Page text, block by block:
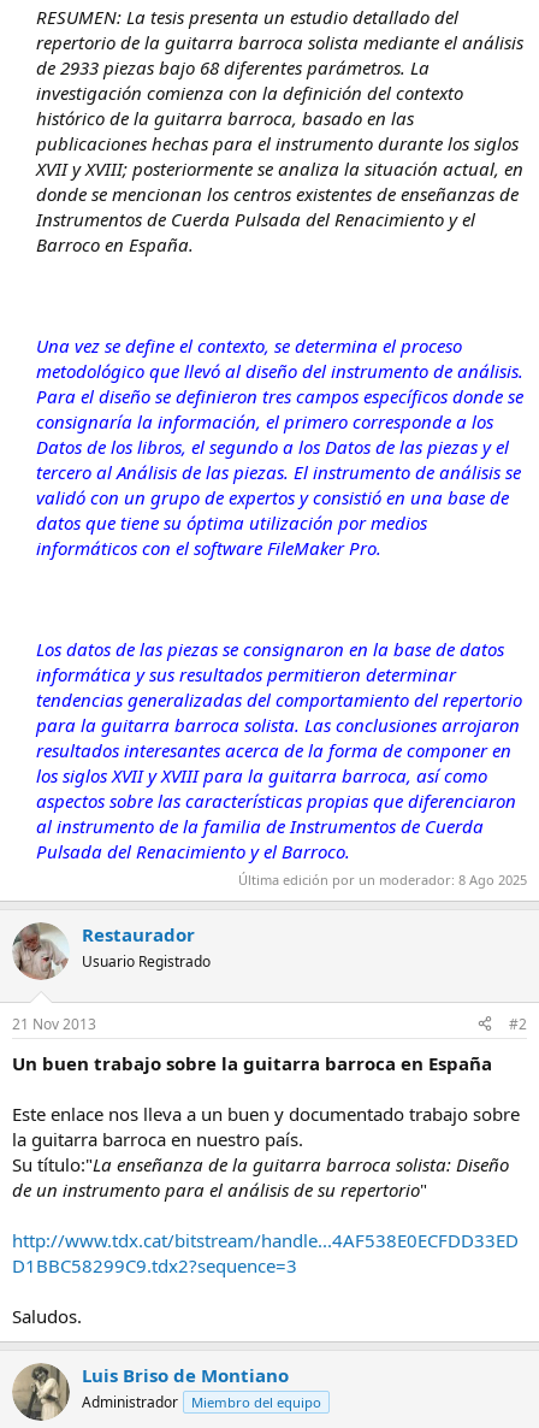
RESUMEN: La tesis presenta un estudio detallado del
repertorio de la guitarra barroca solista mediante el análisis
de 2933 piezas bajo 68 diferentes parámetros. La
investigación comienza con la definición del contexto
histórico de la guitarra barroca, basado en las
publicaciones hechas para el instrumento durante los siglos
XVII y XVIII; posteriormente se analiza la situación actual, en
donde se mencionan los centros existentes de enseñanzas de
Instrumentos de Cuerda Pulsada del Renacimiento y el
Barroco en España.
Una vez se define el contexto, se determina el proceso
metodológico que llevó al diseño del instrumento de análisis.
Para el diseño se definieron tres campos específicos donde se
consignaría la información, el primero corresponde a los
Datos de los libros, el segundo a los Datos de las piezas y el
tercero al Análisis de las piezas. El instrumento de análisis se
validó con un grupo de expertos y consistió en una base de
datos que tiene su óptima utilización por medios
informáticos con el software FileMaker Pro.
Los datos de las piezas se consignaron en la base de datos
informática y sus resultados permitieron determinar
tendencias generalizadas del comportamiento del repertorio
para la guitarra barroca solista. Las conclusiones arrojaron
resultados interesantes acerca de la forma de componer en
los siglos XVII y XVIII para la guitarra barroca, así como
aspectos sobre las características propias que diferenciaron
al instrumento de la familia de Instrumentos de Cuerda
Pulsada del Renacimiento y el Barroco.
Última edición por un moderador: 8 Ago 2025
Restaurador
Usuario Registrado
21 Nov 2013 #2
Un buen trabajo sobre la guitarra barroca en España
Este enlace nos lleva a un buen y documentado trabajo sobre
la guitarra barroca en nuestro país.
Su título:"La enseñanza de la guitarra barroca solista: Diseño
de un instrumento para el análisis de su repertorio"
http://www.tdx.cat/bitstream/handle...4AF538E0ECFDD33ED
D1BBC58299C9.tdx2?sequence=3
Saludos.
Luis Briso de Montiano
Administrador Miembro del equipo